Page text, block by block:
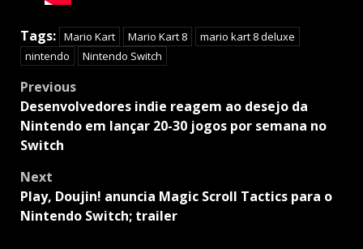
Tags: Mario Kart Mario Kart 8
mario kart 8 deluxe
nintendo
Nintendo Switch
Post
navigation
Previous
Desenvolvedores indie reagem ao desejo da
Nintendo em lançar 20-30 jogos por semana no
Switch
Next
Play, Doujin! anuncia Magic Scroll Tactics para o
Nintendo Switch; trailer